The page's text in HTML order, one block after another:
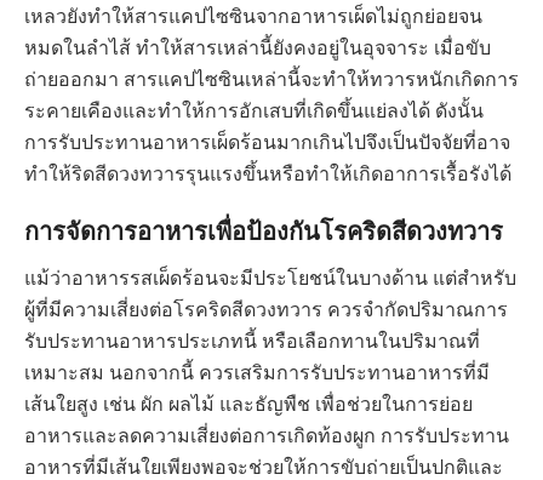
เหลวยังทำให้สารแคปไซซินจากอาหารเผ็ดไม่ถูกย่อยจน
หมดในลำไส้ ทำให้สารเหล่านี้ยังคงอยู่ในอุจจาระ เมื่อขับ
ถ่ายออกมา สารแคปไซซินเหล่านี้จะทำให้ทวารหนักเกิดการ
ระคายเคืองและทำให้การอักเสบที่เกิดขึ้นแย่ลงได้ ดังนั้น
การรับประทานอาหารเผ็ดร้อนมากเกินไปจึงเป็นปัจจัยที่อาจ
ทำให้ริดสีดวงทวารรุนแรงขึ้นหรือทำให้เกิดอาการเรื้อรังได้
การจัดการอาหารเพื่อป้องกันโรคริดสีดวงทวาร
แม้ว่าอาหารรสเผ็ดร้อนจะมีประโยชน์ในบางด้าน แต่สำหรับ
ผู้ที่มีความเสี่ยงต่อโรคริดสีดวงทวาร ควรจำกัดปริมาณการ
รับประทานอาหารประเภทนี้ หรือเลือกทานในปริมาณที่
เหมาะสม นอกจากนี้ ควรเสริมการรับประทานอาหารที่มี
เส้นใยสูง เช่น ผัก ผลไม้ และธัญพืช เพื่อช่วยในการย่อย
อาหารและลดความเสี่ยงต่อการเกิดท้องผูก การรับประทาน
อาหารที่มีเส้นใยเพียงพอจะช่วยให้การขับถ่ายเป็นปกติและ